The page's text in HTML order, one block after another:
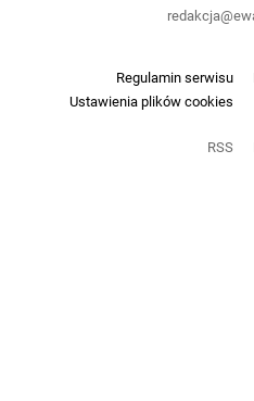
Regulamin serwisu
Ustawienia plików cookies
RSS